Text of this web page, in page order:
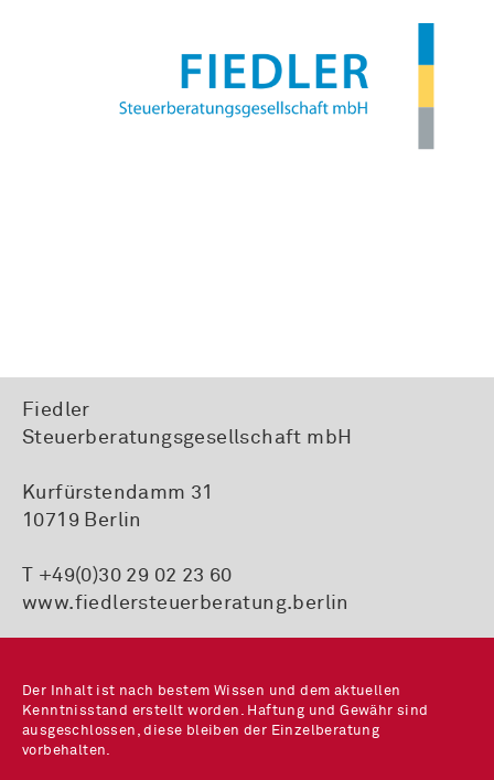
Fiedler
Steuerberatungsgesellschaft mbH
Kurfürstendamm 31
10719 Berlin
T +49(0)30 29 02 23 60
www.fiedlersteuerberatung.berlin
Der Inhalt ist nach bestem Wissen und dem aktuellen
Kenntnisstand erstellt worden. Haftung und Gewähr sind
ausgeschlossen, diese bleiben der Einzelberatung
vorbehalten.